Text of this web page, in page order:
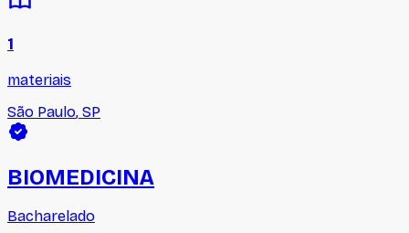
1
materiais
São Paulo, SP
BIOMEDICINA
Bacharelado